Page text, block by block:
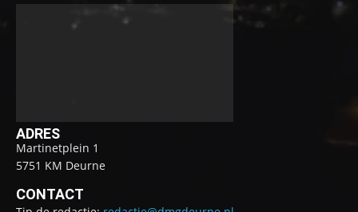
ADRES
Martinetplein 1
5751 KM Deurne
CONTACT